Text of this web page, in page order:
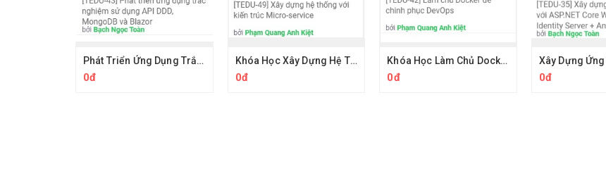
Phát Triển Ứng Dụng Trắc Nghiệm Sử Dụng API DDD, MongoDB và Blazor
0đ
Khóa Học Xây Dựng Hệ Thống Với Kiến Trúc Micro-service Cùng Tedu
0đ
Khóa Học Làm Chủ Docker Để Chinh Phục DevOps Cùng Tedu
0đ 0đ